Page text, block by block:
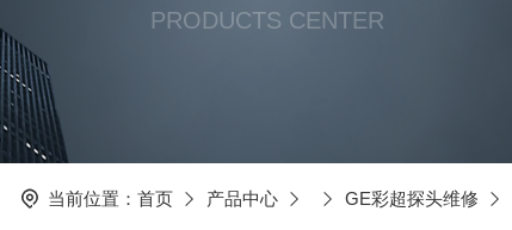
PRODUCTS CENTER
当前位置： 首页 产品中心 GE彩超探头维修